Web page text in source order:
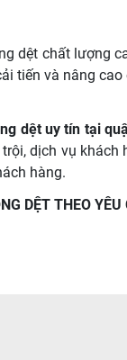
dệt chất lượng
tiến và nâng
dệt uy tín tại
dịch vụ
hàng.
DỆT THEO